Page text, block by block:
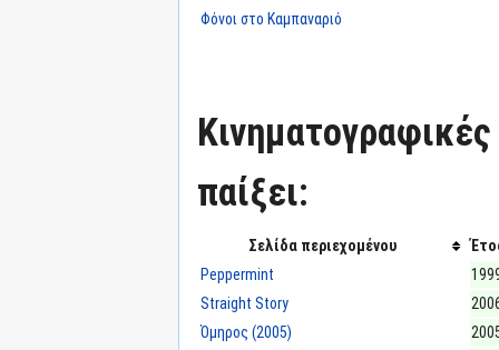
Φόνοι στο Καμπαναριό
Κινηματογραφικές
παίξει:
Σελίδα περιεχομένου
Peppermint
Straight Story
Όμηρος (2005)